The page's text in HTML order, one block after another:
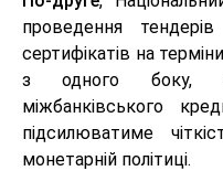
проведення
сертифікатів на
з одного боку,
міжбанківського
підсилюватиме
монетарній політиці.